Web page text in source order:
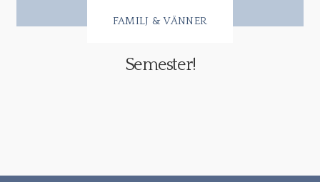
FAMILJ & VÄNNER
Semester!